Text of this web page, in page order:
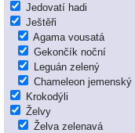
Jedovatí hadi
Ještěři
Agama vousatá
Gekončík noční
Leguán zelený
Chameleon jemenský
Krokodýli
Želvy
Želva zelenavá